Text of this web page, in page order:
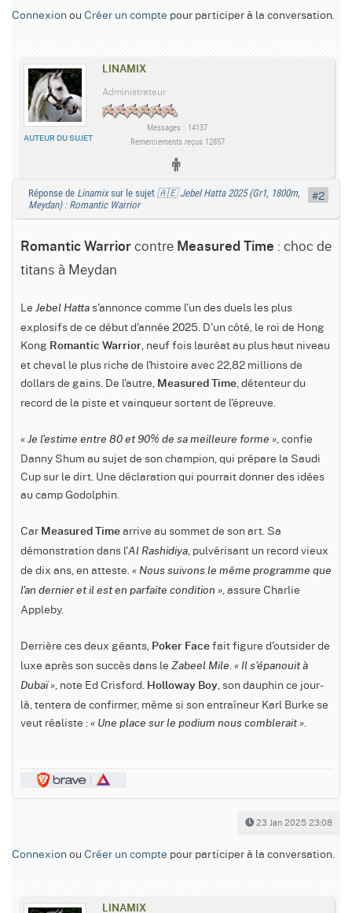
Connexion ou Créer un compte pour participer à la conversation.
LINAMIX
AUTEUR DU SUJET
Administrateur
Messages : 14137
Remerciements reçus 12857
Réponse de Linamixsur le sujet 🇦🇪 Jebel Hatta 2025 (Gr1, 1800m,
Meydan) : Romantic Warrior
Romantic Warrior contre Measured Time : choc de
titans à Meydan
Le Jebel Hatta s'annonce comme l'un des duels les plus
explosifs de ce début d'année 2025. D'un côté, le roi de Hong
Kong Romantic Warrior, neuf fois lauréat au plus haut niveau
et cheval le plus riche de l'histoire avec 22,82 millions de
dollars de gains. De l'autre, Measured Time, détenteur du
record de la piste et vainqueur sortant de l'épreuve.
« Je l'estime entre 80 et 90% de sa meilleure forme », confie
Danny Shum au sujet de son champion, qui prépare la Saudi
Cup sur le dirt. Une déclaration qui pourrait donner des idées
au camp Godolphin.
Car Measured Time arrive au sommet de son art. Sa
démonstration dans l'Al Rashidiya, pulvérisant un record vieux
de dix ans, en atteste. « Nous suivons le même programme que
l'an dernier et il est en parfaite condition », assure Charlie
Appleby.
Derrière ces deux géants, Poker Face fait figure d'outsider de
luxe après son succès dans le Zabeel Mile. « Il s'épanouit à
Dubaï », note Ed Crisford. Holloway Boy, son dauphin ce jour-
là, tentera de confirmer, même si son entraîneur Karl Burke se
veut réaliste : « Une place sur le podium nous comblerait ».
23 Jan 2025 23:08
#2
Connexion ou Créer un compte pour participer à la conversation.
LINAMIX